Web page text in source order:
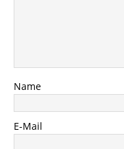
Name
E-Mail